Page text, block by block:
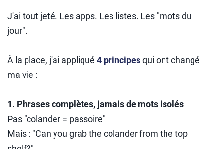
J'ai tout jeté. Les apps. Les listes. Les "mots du
jour".
À la place, j'ai appliqué 4 principesqui ont changé
ma vie :
1. Phrases complètes, jamais de mots isolés
Pas "colander = passoire"
Mais : "Can you grab the colander from the top